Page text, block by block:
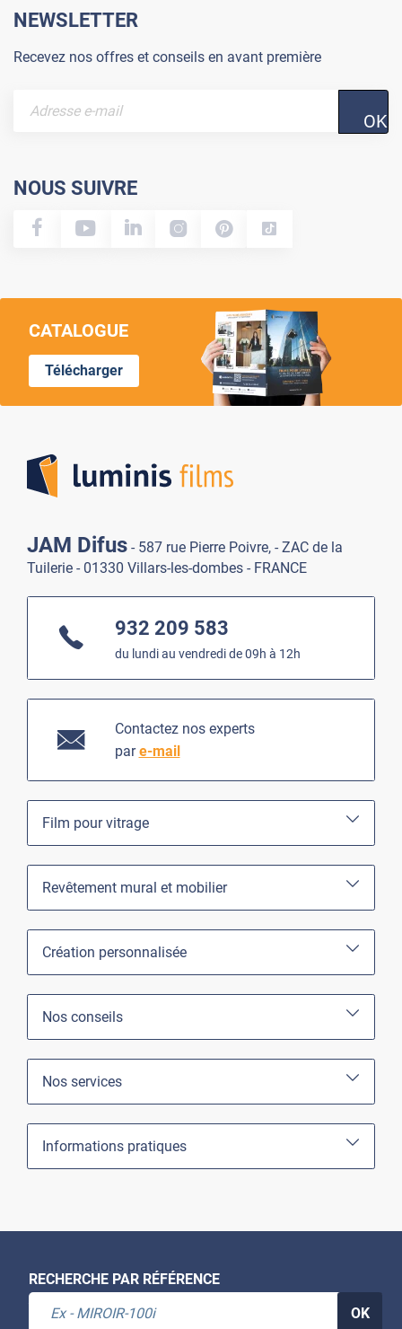
NEWSLETTER
Recevez nos offres et conseils en avant première
OK
NOUS SUIVRE
CATALOGUE
Télécharger
JAM Difus - 587 rue Pierre Poivre, - ZAC de la
Tuilerie - 01330 Villars-les-dombes - FRANCE
932 209 583
du lundi au vendredi de 09h à 12h
Contactez nos experts
pare-mail
Film pour vitrage
Revêtement mural et mobilier
Création personnalisée
Nos conseils
Nos services
Informations pratiques
RECHERCHE PAR RÉFÉRENCE
OK